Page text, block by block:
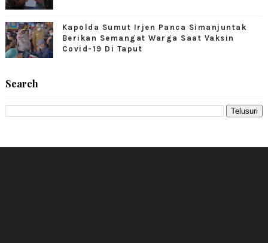
Kapolda Sumut Irjen Panca Simanjuntak
Berikan Semangat Warga Saat Vaksin
Covid-19 Di Taput
Search